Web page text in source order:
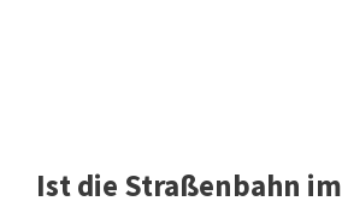
Ist die Straßenbahn im